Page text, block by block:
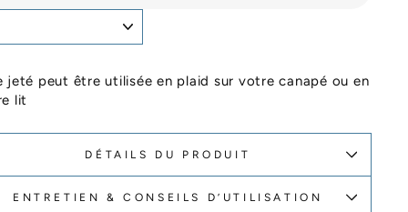
jeté peut être utilisée en plaid sur votre canapé ou en
lit
DÉTAILS DU PRODUIT
ENTRETIEN & CONSEILS D’UTILISATION